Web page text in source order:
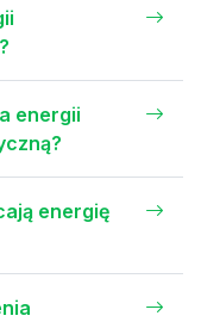
energii
energię